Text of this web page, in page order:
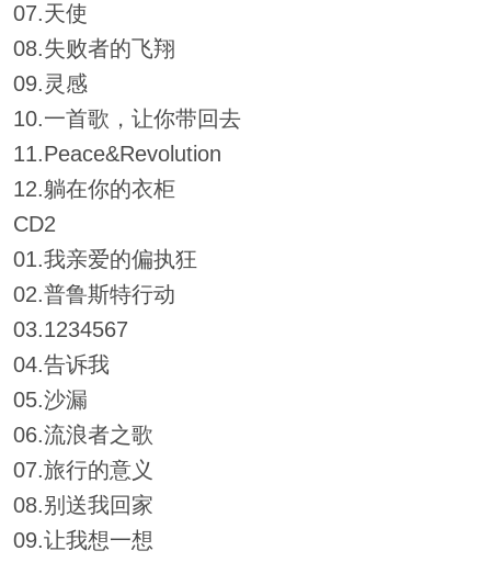
07.天使
08.失败者的飞翔
09.灵感
10.一首歌，让你带回去
11.Peace&Revolution
12.躺在你的衣柜
CD2
01.我亲爱的偏执狂
02.普鲁斯特行动
03.1234567
04.告诉我
05.沙漏
06.流浪者之歌
07.旅行的意义
08.别送我回家
09.让我想一想